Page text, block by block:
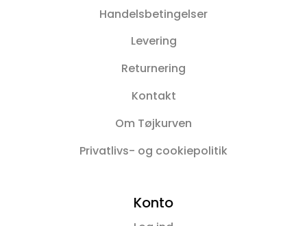
Handelsbetingelser
Levering
Returnering
Kontakt
Om Tøjkurven
Privatlivs- og cookiepolitik
Konto